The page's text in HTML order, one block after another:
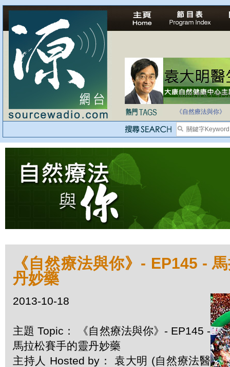
法治社會並不等同
《自然療法與你》
《自然療法與你》- EP145 -
丹妙藥
2013-10-18
主題 Topic： 《自然療法與你》- EP145 -
馬拉松賽手的靈丹妙藥
主持人 Hosted by： 袁大明 (自然療法醫